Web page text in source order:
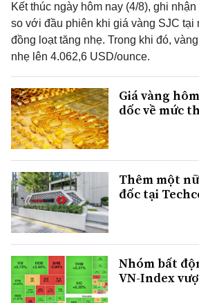
Kết thúc ngày hôm nay (4/8), ghi
so với đầu phiên khi giá vàng SJC tại
đồng loạt tăng nhẹ. Trong khi đó,
nhẹ lên 4.062,6 USD/ounce.
Giá vàng
dốc về mức
Thêm một
đốc tại
Nhóm bất
VN-Index